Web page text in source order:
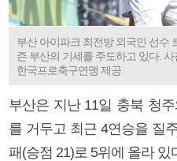
부산 아이파크 최전방 외국인 선수
즌 부산의 기세를 주도하고 있다.
한국프로축구연맹 제공
부산은 지난 11일 충북 청
를 거두고 최근 4연승을 질
패(승점 21)로 5위에 올라 있